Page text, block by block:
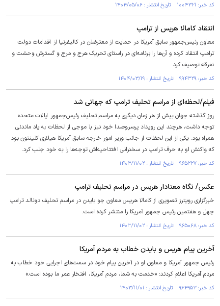
کد خبر: ۱۰۰۴۳۲۱ تاریخ انتشار : ۱۴۰۴/۰۵/۰۶
انتقاد کامالا هریس از ترامپ
معاون رئیس‌جمهور سابق آمریکا در حمایت از معترضان در کالیفرنیا از اقدامات دولت
ترامپ انتقاد کرده و آن‌ها را برنامه‌ای در راستای تحریک هرج و مرج و گسترش وحشت و
تفرقه توصیف کرد.
کد خبر: ۹۹۴۳۲۹ تاریخ انتشار : ۱۴۰۴/۰۳/۱۹
فیلم/لحظه‌ای از مراسم تحلیف ترامپ که جهانی شد
روز گذشته جهان بیش از هر زمان دیگری به مراسم تحلیف رئیس‌جمهور ایالات متحده
توجه داشت، هرچند این رویداد پرسروصدا خود نیز با موجی از لحظات به یاد ماندنی
همراه بود. یکی از این لحظات از جانب وزیر امور خارجه سابق آمریکا هیلاری کلینتون بود
که واکنش او به حرف ترامپ در سخنرانی افتتاحیه‌اش توجه‌ها را به خود جلب کرد.
کد خبر: ۹۶۵۲۲۷ تاریخ انتشار : ۱۴۰۳/۱۱/۰۲
عکس/ نگاه معنادار هریس در مراسم تحلیف ترامپ
خبرگزاری رویترز تصویری از کامالا هریس معاون جو بایدن در مراسم تحلیف دونالد ترامپ
چهل و هفتمین رئیس جمهور آمریکا را منتشر کرده است.
کد خبر: ۹۶۵۰۶۸ تاریخ انتشار : ۱۴۰۳/۱۱/۰۲
آخرین پیام هریس و بایدن خطاب به مردم آمریکا
رئیس جمهور آمریکا و معاون او در آخرین پیام خود در سمت‌های اجرایی خود خطاب به
مردم آمریکا اعلام کردند: «خدمت به شما، مردم آمریکا، افتخار عمر ما بوده است.»
کد خبر: ۹۶۴۹۵۳ تاریخ انتشار : ۱۴۰۳/۱۱/۰۱